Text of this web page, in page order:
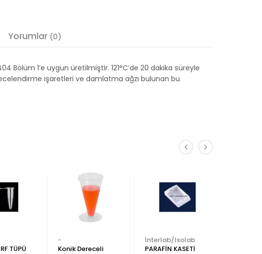
Yorumlar (0)
Bölüm 1’e uygun üretilmiştir. 121°C’de 20 dakika süreyle
işaretleri ve damlatma ağzı bulunan bu
TÜPÜ
-
Konik Dereceli
İnterlab/Isolab
PARAFİN KASETİ